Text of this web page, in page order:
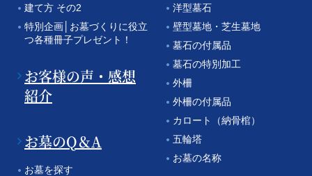
建て方 その2
特別企画│お墓づくりに役立
つ各種冊子プレゼント！
お客様の声・感想
紹介
お墓のQ＆A
お墓を探す
洋型墓石
壁型墓地・芝生墓地
墓石の付属品
墓石の特別加工
外柵
外柵の付属品
カロート（納骨棺）
五輪塔
お墓の名称